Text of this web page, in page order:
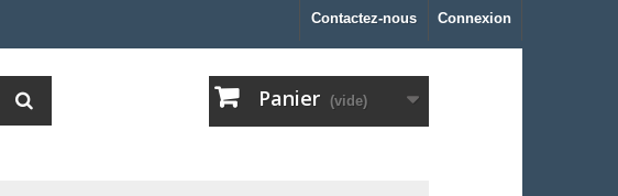
Connexion
Contactez-nous
Panier (vide)